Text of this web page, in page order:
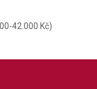
42.000 Kč)